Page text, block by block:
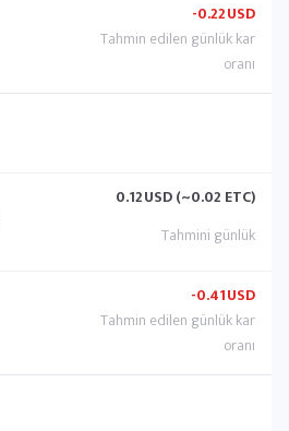
-0.22USD
0.12USD (~0.02 ETC)
-0.41USD